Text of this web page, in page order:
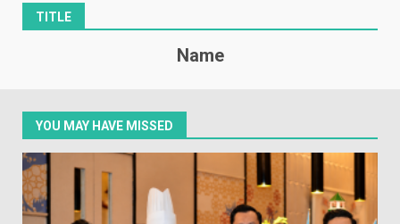
TITLE
Name
YOU MAY HAVE MISSED